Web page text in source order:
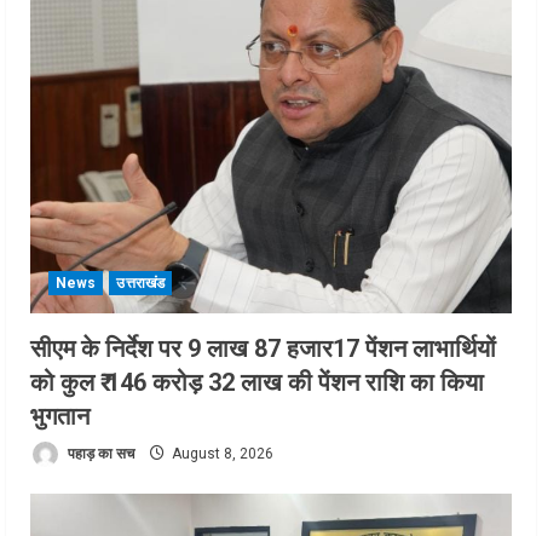
News उत्तराखंड
सीएम के निर्देश पर 9 लाख 87 हजार17 पेंशन लाभार्थियों
को कुल ₹ 146 करोड़ 32 लाख की पेंशन राशि का किया
भुगतान
पहाड़ का सच August 8, 2026